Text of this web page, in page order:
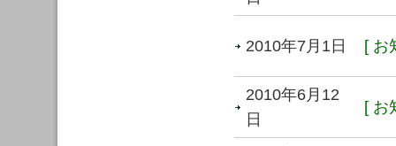
2010年7月1日 [ お
2010年6月12
日
[ お